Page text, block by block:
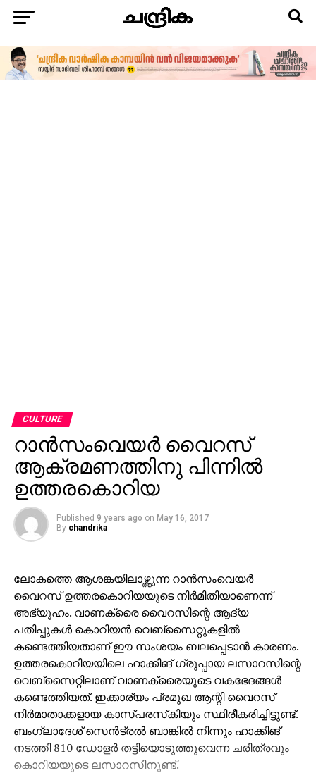
CULTURE
റാന്‍സംവെയര്‍ വൈറസ്
ആക്രമണത്തിനു പിന്നില്‍
ഉത്തരകൊറിയ
Published 9 years ago on May 16, 2017
By chandrika
ലോകത്തെ ആശങ്കയിലാഴ്ത്തുന്ന റാന്‍സംവെയര്‍
വൈറസ് ഉത്തരകൊറിയയുടെ നിര്‍മിതിയാണെന്ന്
അഭ്യൂഹം. വാണക്രൈ വൈറസിന്റെ ആദ്യ
പതിപ്പുകള്‍ കൊറിയന്‍ വെബ്‌സൈറ്റുകളില്‍
കണ്ടെത്തിയതാണ് ഈ സംശയം ബലപ്പെടാന്‍ കാരണം.
ഉത്തരകൊറിയയിലെ ഹാക്കിങ് ഗ്രൂപ്പായ ലസാറസിന്റെ
വെബ്‌സൈറ്റിലാണ് വാണക്രൈയുടെ വകഭേദങ്ങള്‍
കണ്ടെത്തിയത്. ഇക്കാര്യം പ്രമുഖ ആന്റി വൈറസ്
നിര്‍മാതാക്കളായ കാസ്പരസ്‌കിയും സ്ഥിരീകരിച്ചിട്ടുണ്ട്.
ബംഗ്ലാദേശ് സെന്‍ട്രല്‍ ബാങ്കില്‍ നിന്നും ഹാക്കിങ്
നടത്തി 810 ഡോളര്‍ തട്ടിയൊടുത്തുവെന്ന ചരിത്രവും
കൊറിയയുടെ ലസാറസിനുണ്ട്.